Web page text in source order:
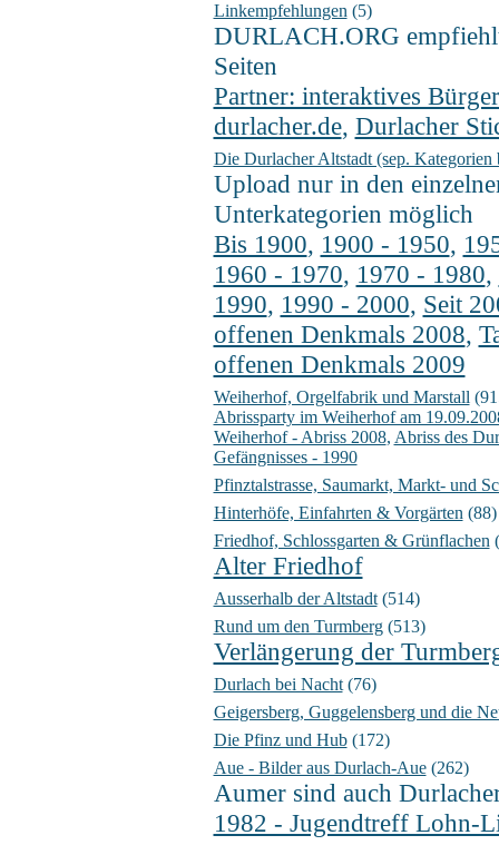
Linkempfehlungen (5)
DURLACH.ORG
Seiten
Partner: interaktives
durlacher.de, Durlacher
Die Durlacher Altstadt (sep. Kategorien
Upload nur in den
Unterkategorien möglich
Bis 1900, 1900 - 1950,
1960 - 1970, 1970 - 1980,
1990, 1990 - 2000, Seit
offenen Denkmals 2008,
offenen Denkmals 2009
Weiherhof, Orgelfabrik und Marstall
Abrissparty im Weiherhof am
Weiherhof - Abriss 2008, Abriss des
Gefängnisses - 1990
Pfinztalstrasse, Saumarkt, Markt- und
Hinterhöfe, Einfahrten & Vorgärten (88)
Friedhof, Schlossgarten & Grünflachen
Alter Friedhof
Ausserhalb der Altstadt(514)
Rund um den Turmberg(513)
Verlängerung der
Durlach bei Nacht(76)
Geigersberg, Guggelensberg und die
Die Pfinz und Hub(172)
Aue - Bilder aus Durlach-Aue(262)
Aumer sind auch
1982 - Jugendtreff Lohn-